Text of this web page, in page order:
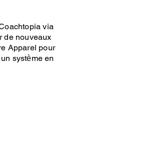
via
de nouveaux
Apparel pour
système en